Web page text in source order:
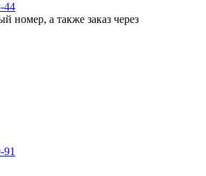
44
номер, а также заказ через
91